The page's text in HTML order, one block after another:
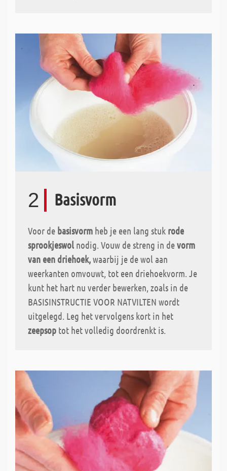
2 Basisvorm
Voor de basisvorm heb je een lang stuk rode
sprookjeswol nodig. Vouw de streng in devorm
van een driehoek,waarbij je de wol aan
weerkanten omvouwt, tot een driehoekvorm. Je
kunt het hart nu verder bewerken, zoals in de
BASISINSTRUCTIE VOOR NATVILTEN wordt
uitgelegd. Leg het vervolgens kort in het
zeepsop tot het volledig doordrenkt is.